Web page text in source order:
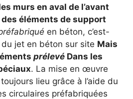
murs en aval de l’avant
éléments de support
en béton, c’est-
jet en béton sur site Mais
prélevé Dans les
. La mise en œuvre
lieu grâce à l’aide du
circulaires préfabriquées